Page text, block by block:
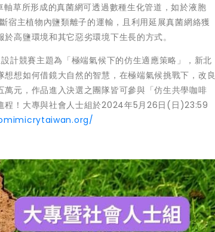
草所形成的真菌網可透過數種生化管道，如於液胞
主植物內鹽類離子的運輸，且利用延展真菌網絡獲
高鹽環境和其它惡劣環境下生長的方式。
計競賽主題為「極端氣候下的仿生適應策略」，新北
想如何借鏡大自然的智慧，在極端氣候挑戰下，改良
元，作品進入決選之團隊皆可參與「仿生共學咖啡
程！大專與社會人士組於2024年5月26日(日)23:59